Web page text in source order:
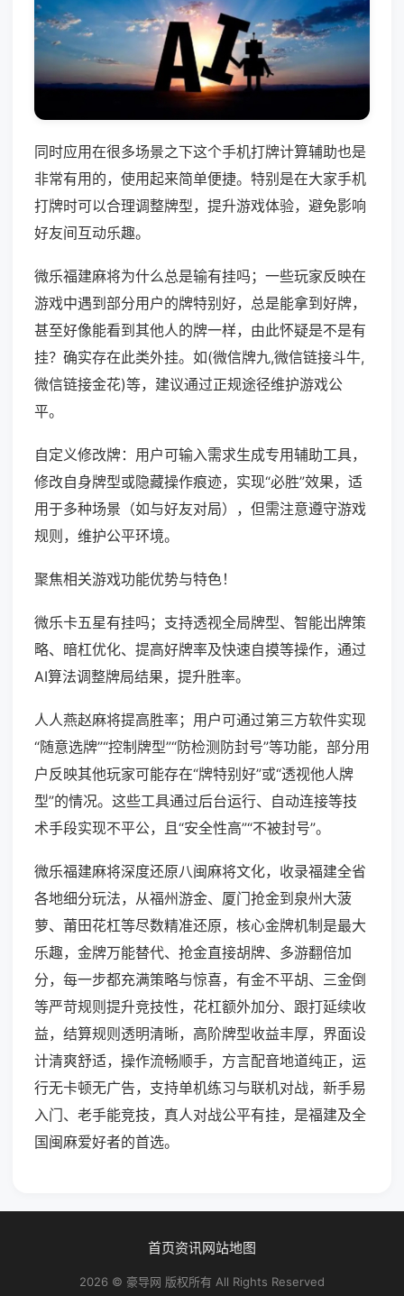
同时应用在很多场景之下这个手机打牌计算辅助也是
非常有用的，使用起来简单便捷。特别是在大家手机
打牌时可以合理调整牌型，提升游戏体验，避免影响
好友间互动乐趣。
微乐福建麻将为什么总是输有挂吗；一些玩家反映在
游戏中遇到部分用户的牌特别好，总是能拿到好牌，
甚至好像能看到其他人的牌一样，由此怀疑是不是有
挂？确实存在此类外挂。如(微信牌九,微信链接斗牛,
微信链接金花)等，建议通过正规途径维护游戏公
平。
自定义修改牌：用户可输入需求生成专用辅助工具，
修改自身牌型或隐藏操作痕迹，实现“必胜”效果，适
用于多种场景（如与好友对局），但需注意遵守游戏
规则，维护公平环境。
聚焦相关游戏功能优势与特色！
微乐卡五星有挂吗；支持透视全局牌型、智能出牌策
略、暗杠优化、提高好牌率及快速自摸等操作，通过
AI算法调整牌局结果，提升胜率。
人人燕赵麻将提高胜率；用户可通过第三方软件实现
“随意选牌”“控制牌型”“防检测防封号”等功能，部分用
户反映其他玩家可能存在“牌特别好”或“透视他人牌
型”的情况。这些工具通过后台运行、自动连接等技
术手段实现不平公，且“安全性高”“不被封号”。
微乐福建麻将深度还原八闽麻将文化，收录福建全省
各地细分玩法，从福州游金、厦门抢金到泉州大菠
萝、莆田花杠等尽数精准还原，核心金牌机制是最大
乐趣，金牌万能替代、抢金直接胡牌、多游翻倍加
分，每一步都充满策略与惊喜，有金不平胡、三金倒
等严苛规则提升竞技性，花杠额外加分、跟打延续收
益，结算规则透明清晰，高阶牌型收益丰厚，界面设
计清爽舒适，操作流畅顺手，方言配音地道纯正，运
行无卡顿无广告，支持单机练习与联机对战，新手易
入门、老手能竞技，真人对战公平有挂，是福建及全
国闽麻爱好者的首选。
首页资讯网站地图
2026 © 豪导网 版权所有 All Rights Reserved